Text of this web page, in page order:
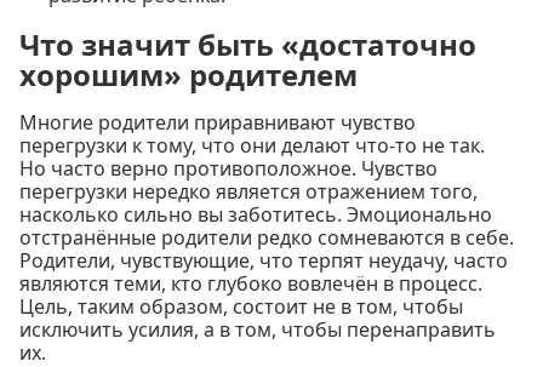
Что значит быть «достаточно
хорошим» родителем
Многие родители приравнивают чувство
перегрузки к тому, что они делают что-то не так.
Но часто верно противоположное. Чувство
перегрузки нередко является отражением того,
насколько сильно вы заботитесь. Эмоционально
отстранённые родители редко сомневаются в себе.
Родители, чувствующие, что терпят неудачу, часто
являются теми, кто глубоко вовлечён в процесс.
Цель, таким образом, состоит не в том, чтобы
исключить усилия, а в том, чтобы перенаправить
их.